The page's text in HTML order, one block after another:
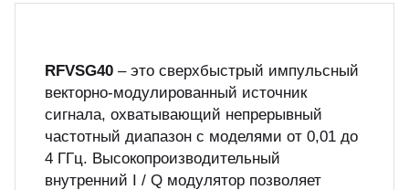
RFVSG40 – это сверхбыстрый импульсный
векторно-модулированный источник
сигнала, охватывающий непрерывный
частотный диапазон с моделями от 0,01 до
4 ГГц. Высокопроизводительный
внутренний I / Q модулятор позволяет